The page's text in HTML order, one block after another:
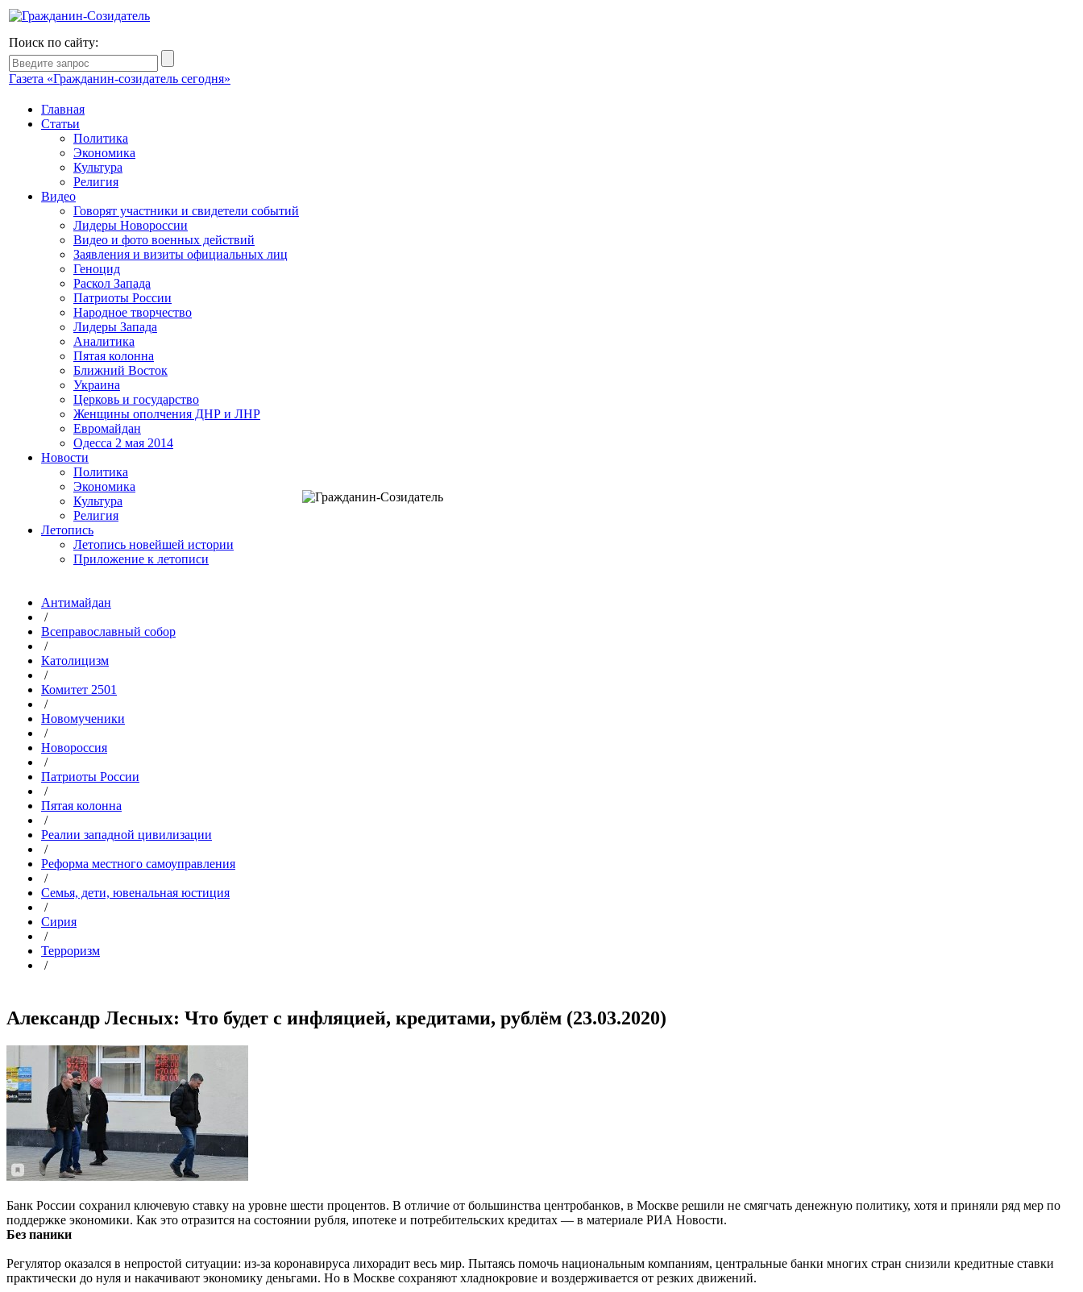
Поиск по сайту:
Газета «Гражданин-созидатель сегодня»
Главная
Статьи
Политика
Экономика
Культура
Религия
Видео
Говорят участники и свидетели событий
Лидеры Новороссии
Видео и фото военных действий
Заявления и визиты официальных лиц
Геноцид
Раскол Запада
Патриоты России
Народное творчество
Лидеры Запада
Аналитика
Пятая колонна
Ближний Восток
Украина
Церковь и государство
Женщины ополчения ДНР и ЛНР
Евромайдан
Одесса 2 мая 2014
Новости
Политика
Экономика
Культура
Религия
Летопись
Летопись новейшей истории
Приложение к летописи
Антимайдан
/
Всеправославный собор
/
Католицизм
/
Комитет 2501
/
Новомученики
/
Новороссия
/
Патриоты России
/
Пятая колонна
/
Реалии западной цивилизации
/
Реформа местного самоуправления
/
Семья, дети, ювенальная юстиция
/
Сирия
/
Терроризм
/
Александр Лесных: Что будет с инфляцией, кредитами, рублём (23.03.2020)
Банк России сохранил ключевую ставку на уровне шести процентов. В отличие от большинства центробанков, в Москве решили не смягчать денежную политику, хотя и приняли ряд мер по
поддержке экономики. Как это отразится на состоянии рубля, ипотеке и потребительских кредитах — в материале РИА Новости.
Без паники
Регулятор оказался в непростой ситуации: из-за коронавируса лихорадит весь мир. Пытаясь помочь национальным компаниям, центральные банки многих стран снизили кредитные ставки
практически до нуля и накачивают экономику деньгами. Но в Москве сохраняют хладнокровие и воздерживается от резких движений.